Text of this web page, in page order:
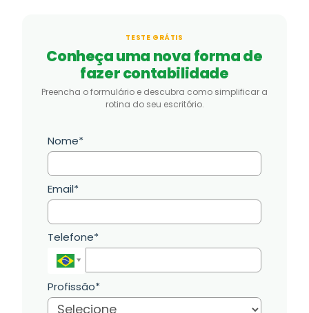
TESTE GRÁTIS
Conheça uma nova forma de
fazer contabilidade
Preencha o formulário e descubra como simplificar a
rotina do seu escritório.
Nome*
Email*
Telefone*
Profissão*